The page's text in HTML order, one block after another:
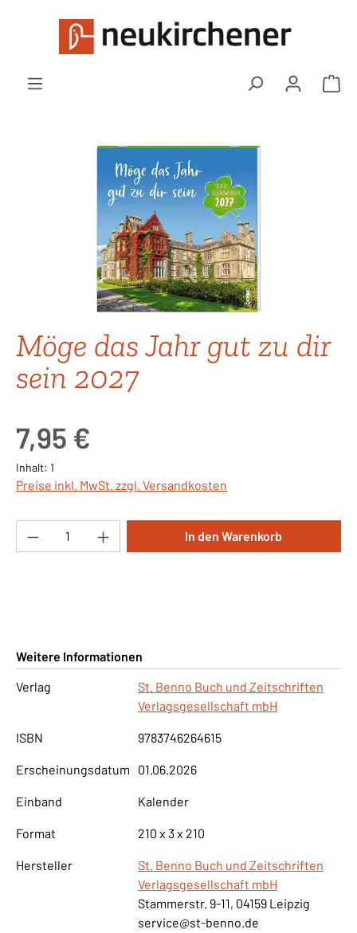
Zum Hauptinhalt springen
Bildergalerie überspringen
Möge das Jahr gut zu dir
sein 2027
7,95 €
Inhalt: 1
Preise inkl. MwSt. zzgl. Versandkosten
Produkt Anzahl: Gib den gewünschten
In den Warenkorb
Weitere Informationen
Verlag
St. Benno Buch und Zeitschriften
Verlagsgesellschaft mbH
ISBN 9783746264615
Erscheinungsdatum 01.06.2026
Einband Kalender
Format 210 x 3 x 210
Hersteller
St. Benno Buch und Zeitschriften
Verlagsgesellschaft mbH
Stammerstr. 9-11, 04159 Leipzig
service@st-benno.de